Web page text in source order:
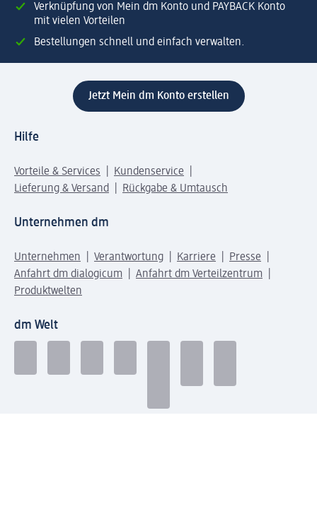
Verknüpfung von Mein dm Konto und PAYBACK Konto
mit vielen Vorteilen
Bestellungen schnell und einfach verwalten.
Jetzt Mein dm Konto erstellen
Hilfe
Vorteile & Services
Kundenservice
Lieferung & Versand
Rückgabe & Umtausch
Unternehmen dm
Unternehmen Verantwortung Karriere
Presse
Anfahrt dm dialogicum
Anfahrt dm Verteilzentrum
Produktwelten
dm Welt